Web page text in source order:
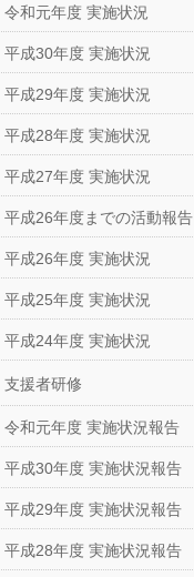
令和元年度 実施状況
平成30年度 実施状況
平成29年度 実施状況
平成28年度 実施状況
平成27年度 実施状況
平成26年度までの活動報告
平成26年度 実施状況
平成25年度 実施状況
平成24年度 実施状況
支援者研修
令和元年度 実施状況報告
平成30年度 実施状況報告
平成29年度 実施状況報告
平成28年度 実施状況報告